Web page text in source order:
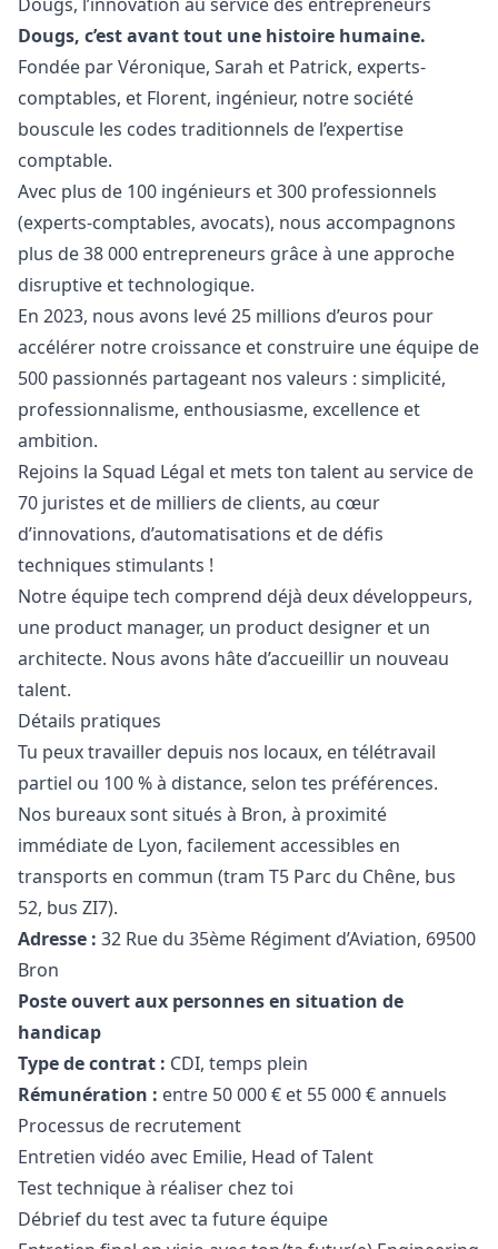
Dougs, c’est avant tout une histoire humaine.
Fondée par Véronique, Sarah et Patrick, experts-
comptables, et Florent, ingénieur, notre société
bouscule les codes traditionnels de l’expertise
comptable.
Avec plus de 100 ingénieurs et 300 professionnels
(experts-comptables, avocats), nous accompagnons
plus de 38 000 entrepreneurs grâce à une approche
disruptive et technologique.
En 2023, nous avons levé 25 millions d’euros pour
accélérer notre croissance et construire une équipe de
500 passionnés partageant nos valeurs : simplicité,
professionnalisme, enthousiasme, excellence et
ambition.
Rejoins la Squad Légal et mets ton talent au service de
70 juristes et de milliers de clients, au cœur
d’innovations, d’automatisations et de défis
techniques stimulants !
Notre équipe tech comprend déjà deux développeurs,
une product manager, un product designer et un
architecte. Nous avons hâte d’accueillir un nouveau
talent.
Détails pratiques
Tu peux travailler depuis nos locaux, en télétravail
partiel ou 100 % à distance, selon tes préférences.
Nos bureaux sont situés à Bron, à proximité
immédiate de Lyon, facilement accessibles en
transports en commun (tram T5 Parc du Chêne, bus
52, bus ZI7).
Adresse : 32 Rue du 35ème Régiment d’Aviation, 69500
Bron
Poste ouvert aux personnes en situation de
handicap
Type de contrat : CDI, temps plein
Rémunération : entre 50 000 € et 55 000 € annuels
Processus de recrutement
Entretien vidéo avec Emilie, Head of Talent
Test technique à réaliser chez toi
Débrief du test avec ta future équipe